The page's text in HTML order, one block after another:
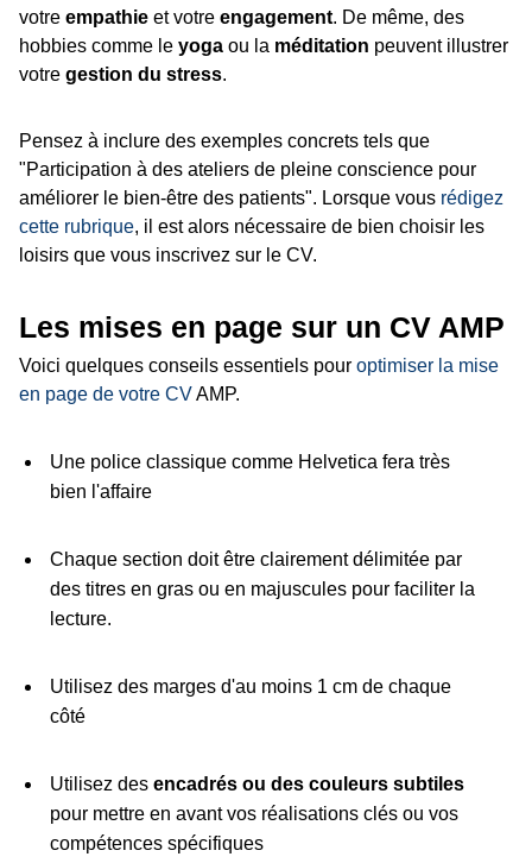
votre empathie et votre engagement. De même, des
hobbies comme le yoga ou la méditation peuvent illustrer
votre gestion du stress.
Pensez à inclure des exemples concrets tels que
"Participation à des ateliers de pleine conscience pour
améliorer le bien-être des patients". Lorsque vous rédigez
cette rubrique, il est alors nécessaire de bien choisir les
loisirs que vous inscrivez sur le CV.
Les mises en page sur un CV AMP
Voici quelques conseils essentiels pour optimiser la mise
en page de votre CVAMP.
Une police classique comme Helvetica fera très
bien l'affaire
Chaque section doit être clairement délimitée par
des titres en gras ou en majuscules pour faciliter la
lecture.
Utilisez des marges d'au moins 1 cm de chaque
côté
Utilisez des encadrés ou des couleurs subtiles
pour mettre en avant vos réalisations clés ou vos
compétences spécifiques